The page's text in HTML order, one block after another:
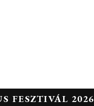
FESZTIVÁL 2026